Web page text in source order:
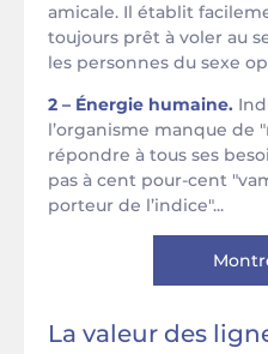
amicale. Il établit
toujours prêt à voler au
les personnes du sexe
2 – Énergie humaine.
l’organisme manque de
répondre à tous ses
pas à cent pour-cent
porteur de l’indice"...
La valeur des